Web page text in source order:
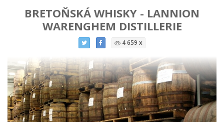
BRETOŇSKÁ WHISKY - LANNION
WARENGHEM DISTILLERIE
4 659 x